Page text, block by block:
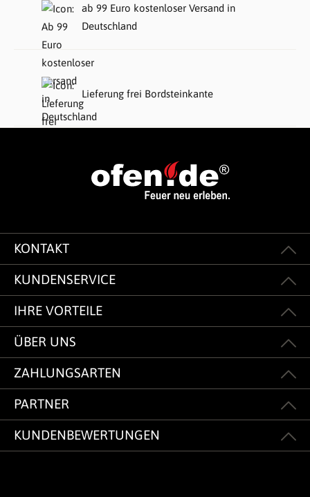
ab 99 Euro kostenloser Versand in
Deutschland
Lieferung frei Bordsteinkante
KONTAKT
KUNDENSERVICE
IHRE VORTEILE
ÜBER UNS
ZAHLUNGSARTEN
PARTNER
KUNDENBEWERTUNGEN